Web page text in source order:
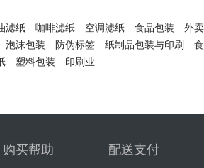
滤纸 咖啡滤纸 空调滤纸 食品包装
外
泡沫包装 防伪标签 纸制品包装与印刷
塑料包装 印刷业
购买帮助 配送支付